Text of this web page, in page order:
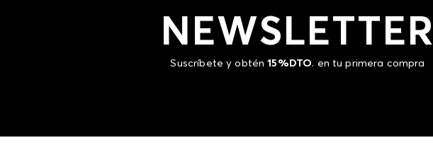
NEWSLETTER
Suscríbete y obtén15%DTO. en tu primera compra